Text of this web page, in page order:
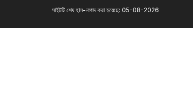
সাইটটি শেষ হাল-নাগাদ করা হয়েছে: 05-08-2026